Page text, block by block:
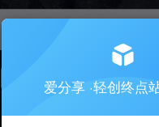
挂机 抖音 小红书
爱分享 ·轻创终点